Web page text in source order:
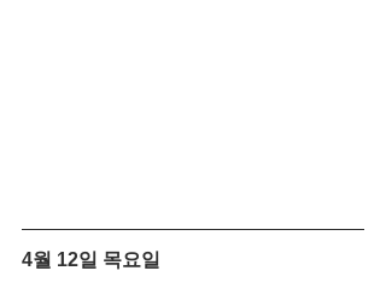
4월 12일 목요일